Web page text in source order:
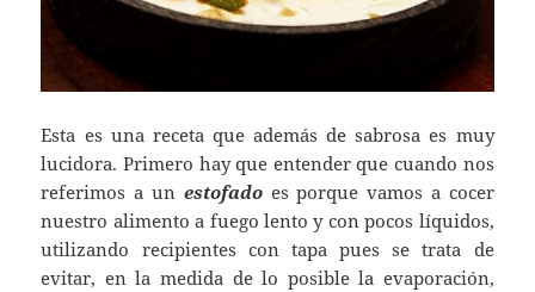
Esta es una receta que además de sabrosa es muy
lucidora. Primero hay que entender que cuando nos
referimos a un estofadoes porque vamos a cocer
nuestro alimento a fuego lento y con pocos líquidos,
utilizando recipientes con tapa pues se trata de
evitar, en la medida de lo posible la evaporación,